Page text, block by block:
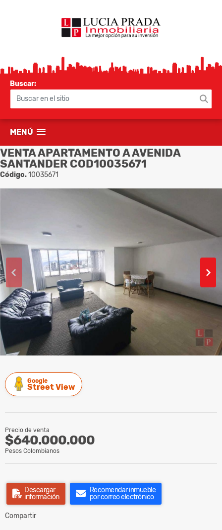
Buscar:
MENÚ
VENTA APARTAMENTO A AVENIDA
SANTANDER COD10035671
Código.10035671
Google
Street View
Precio de venta
$640.000.000
Pesos Colombianos
Descargar
información
Recomendar inmueble
por correo electrónico
Compartir